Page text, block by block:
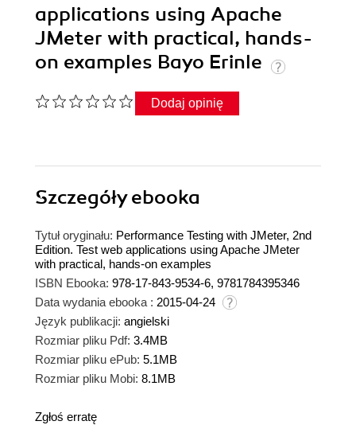
applications using Apache
JMeter with practical, hands-
on examples Bayo Erinle
Dodaj opinię
Szczegółyebooka
Tytuł oryginału: Performance Testing with JMeter, 2nd
Edition. Test web applications using Apache JMeter
with practical, hands-on examples
ISBN Ebooka: 978-17-843-9534-6, 9781784395346
Data wydania ebooka : 2015-04-24
Język publikacji: angielski
Rozmiar pliku Pdf: 3.4MB
Rozmiar pliku ePub: 5.1MB
Rozmiar pliku Mobi: 8.1MB
Zgłoś erratę